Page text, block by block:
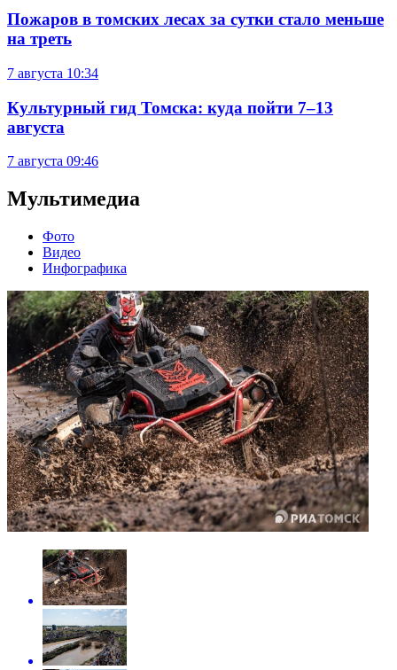
Пожаров в томских лесах за сутки стало меньше
на треть
7 августа 10:34
Культурный гид Томска: куда пойти 7–13
августа
7 августа 09:46
Мультимедиа
Фото
Видео
Инфографика